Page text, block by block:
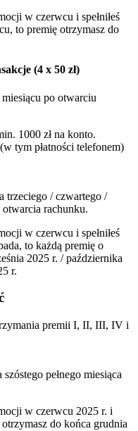
w czerwcu i spełniłeś
to premię otrzymasz do
(4 x 50 zł)
po otwarciu
1000 zł na konto.
tym płatności telefonem)
trzeciego / czwartego /
otwarcia rachunku.
w czerwcu i spełniłeś
to każdą premię o
2025 r. / października
r.
premii I, II, III, IV i
pełnego miesiąca
w czerwcu 2025 r. i
do końca grudnia